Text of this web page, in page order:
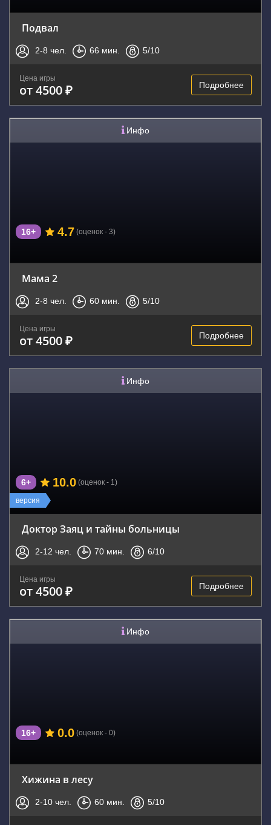
Подвал
2-8 чел. 66 мин. 5/10
Цена игры
от 4500 ₽ Подробнее
Инфо
16+ 4.7 (оценок - 3)
Мама 2
2-8 чел. 60 мин. 5/10
Цена игры
от 4500 ₽ Подробнее
Инфо
версия
6+ 10.0 (оценок - 1)
Доктор Заяц и тайны больницы
2-12 чел. 70 мин. 6/10
Цена игры
от 4500 ₽ Подробнее
Инфо
16+ 0.0 (оценок - 0)
Хижина в лесу
2-10 чел. 60 мин. 5/10